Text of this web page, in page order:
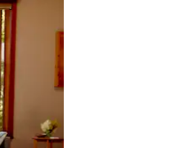
en les faisant glisser.